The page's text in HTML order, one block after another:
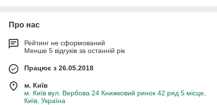
Про нас
Рейтинг не сформований
Менше 5 відгуків за останній рік
Працює з 26.05.2018
м. Київ
м. Київ вул. Вербова 24 Книжковий ринок 42 ряд 5 місце,
Київ, Україна